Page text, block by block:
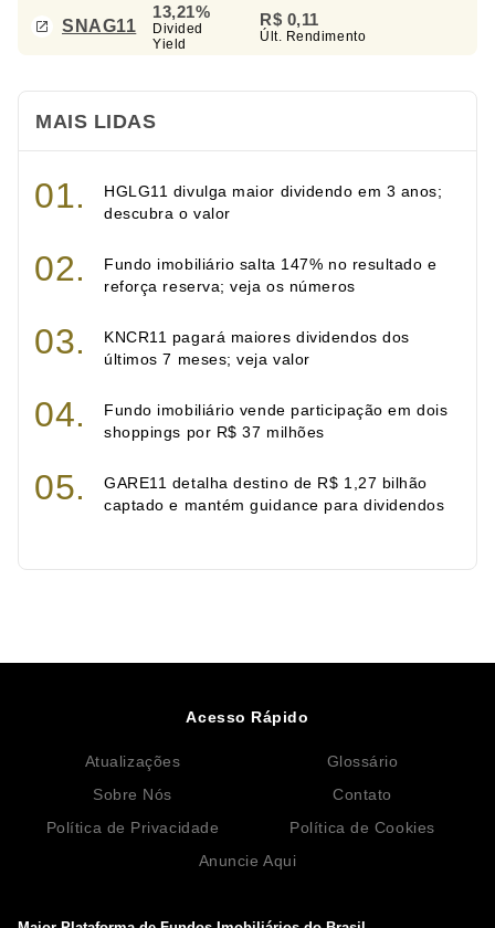
SNAG11
13,21%
Divided
Yield
R$ 0,11
Últ. Rendimento
MAIS LIDAS
HGLG11 divulga maior dividendo em 3 anos;
descubra o valor
Fundo imobiliário salta 147% no resultado e
reforça reserva; veja os números
KNCR11 pagará maiores dividendos dos
últimos 7 meses; veja valor
Fundo imobiliário vende participação em dois
shoppings por R$ 37 milhões
GARE11 detalha destino de R$ 1,27 bilhão
captado e mantém guidance para dividendos
Acesso Rápido
Atualizações
Glossário
Sobre Nós
Contato
Política de Privacidade
Política de Cookies
Anuncie Aqui